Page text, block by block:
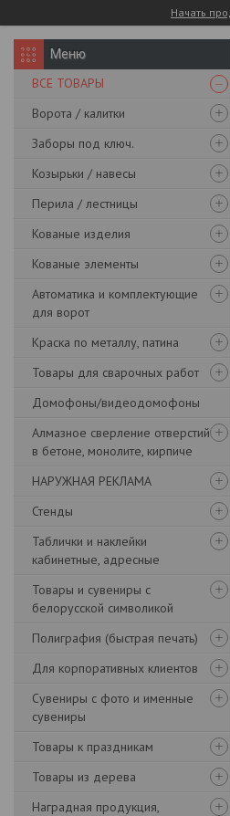
Начать
ВСЕ ТОВАРЫ
Ворота / калитки
Заборы под ключ.
Козырьки / навесы
Перила / лестницы
Кованые изделия
Кованые элементы
Автоматика и комплектующие
для ворот
Краска по металлу, патина
Товары для сварочных работ
Домофоны/видеодомофоны
Алмазное сверление отверстий
в бетоне, монолите, кирпиче
НАРУЖНАЯ РЕКЛАМА
Стенды
Таблички и наклейки
кабинетные, адресные
Товары и сувениры с
белорусской символикой
Полиграфия (быстрая печать)
Для корпоративных клиентов
Сувениры с фото и именные
сувениры
Товары к праздникам
Товары из дерева
Наградная продукция,